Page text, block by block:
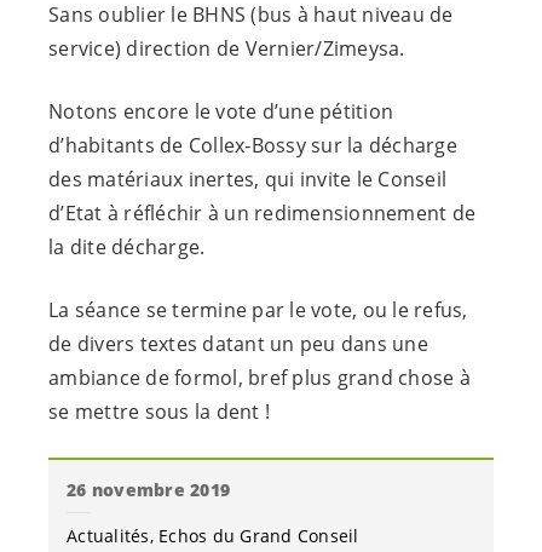
Sans oublier le BHNS (bus à haut niveau de
service) direction de Vernier/Zimeysa.
Notons encore le vote d’une pétition
d’habitants de Collex-Bossy sur la décharge
des matériaux inertes, qui invite le Conseil
d’Etat à réfléchir à un redimensionnement de
la dite décharge.
La séance se termine par le vote, ou le refus,
de divers textes datant un peu dans une
ambiance de formol, bref plus grand chose à
se mettre sous la dent !
26 novembre 2019
Actualités Echos du Grand Conseil